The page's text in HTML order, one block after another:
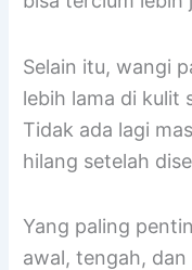
Selain itu, wangi
lebih lama di kulit
Tidak ada lagi
hilang setelah
Yang paling
awal, tengah,